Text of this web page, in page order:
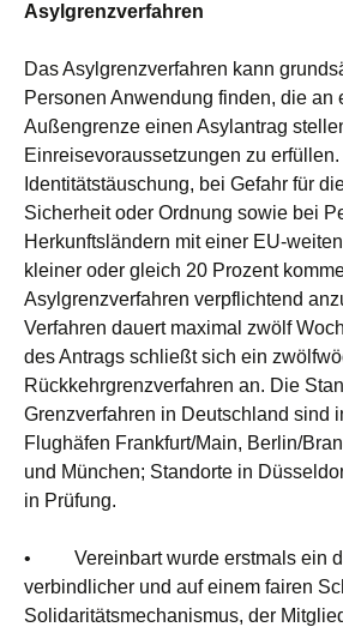
Asylgrenzverfahren
Das Asylgrenzverfahren kann
Personen Anwendung finden, die an
Außengrenze einen Asylantrag
Einreisevoraussetzungen zu
Identitätstäuschung, bei Gefahr für
Sicherheit oder Ordnung sowie bei
Herkunftsländern mit einer EU-
kleiner oder gleich 20 Prozent
Asylgrenzverfahren verpflichtend
Verfahren dauert maximal zwölf
des Antrags schließt sich ein
Rückkehrgrenzverfahren an. Die
Grenzverfahren in Deutschland sind
Flughäfen Frankfurt/Main, Berlin/
und München; Standorte in
in Prüfung.
• Vereinbart wurde erstmals ein
verbindlicher und auf einem fairen
Solidaritätsmechanismus, der